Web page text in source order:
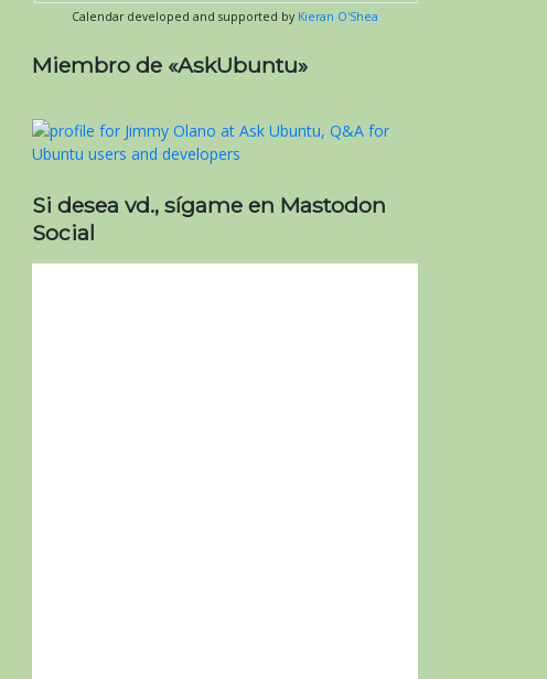
Calendar developed and supported by Kieran O'Shea
Miembro de «AskUbuntu»
Si desea vd., sígame en Mastodon
Social